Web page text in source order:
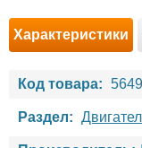
Характеристики
Код товара:
Раздел: